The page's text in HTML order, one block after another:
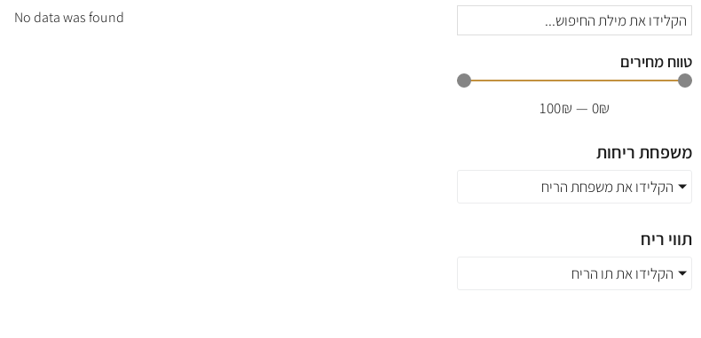
טווח מחירים
0₪
—
100₪
משפחת ריחות
הקלידו את משפחת הריח
תווי ריח
הקלידו את תו הריח
No data was found